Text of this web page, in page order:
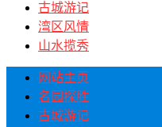
古城游记
湾区风情
山水揽秀
网站主页
名园探胜
古城游记